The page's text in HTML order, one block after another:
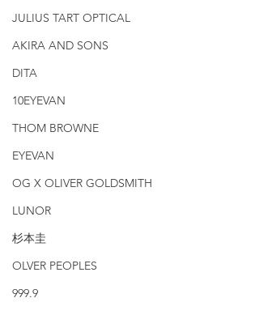
JULIUS TART OPTICAL
AKIRA AND SONS
DITA
10EYEVAN
THOM BROWNE
EYEVAN
OG X OLIVER GOLDSMITH
LUNOR
杉本圭
OLVER PEOPLES
999.9